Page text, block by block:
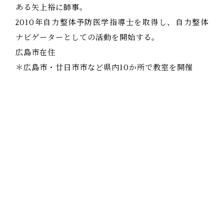
ある矢上裕に師事。
2010年自力整体予防医学指導士を取得し、自力整体
ナビゲーターとしての活動を開始する。
広島市在住
＊広島市・廿日市市など県内10か所で教室を開催